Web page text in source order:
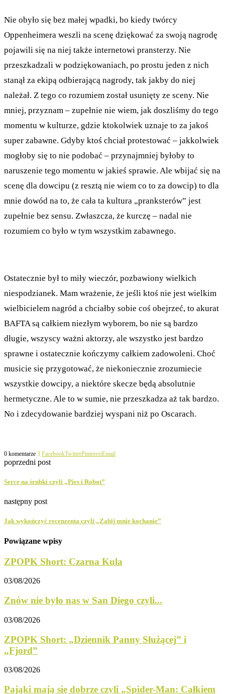
Nie obyło się bez małej wpadki, bo kiedy twórcy
Oppenheimera weszli na scenę dziękować za swoją nagrodę
pojawili się na niej także internetowi pransterzy. Nie
przeszkadzali w podziękowaniach, po prostu jeden z nich
stanął za ekipą odbierającą nagrody, tak jakby do niej
należał. Z tego co rozumiem został usunięty ze sceny. Nie
mniej, przyznam – zupełnie nie wiem, jak doszliśmy do tego
momentu w kulturze, gdzie ktokolwiek uznaje to za jakoś
super zabawne. Gdyby ktoś chciał protestować – jakkolwiek
mogłoby się to nie podobać – przynajmniej byłoby to
naruszenie tego momentu w jakieś sprawie. Ale wbijać się na
scenę dla dowcipu (z resztą nie wiem co to za dowcip) to dla
mnie dowód na to, że cała ta kultura „pranksterów” jest
zupełnie bez sensu. Zwłaszcza, że kurczę – nadal nie
rozumiem co było w tym wszystkim zabawnego.
Ostatecznie był to miły wieczór, pozbawiony wielkich
niespodzianek. Mam wrażenie, że jeśli ktoś nie jest wielkim
wielbicielem nagród a chciałby sobie coś obejrzeć, to akurat
BAFTA są całkiem niezłym wyborem, bo nie są bardzo
długie, wszyscy ważni aktorzy, ale wszystko jest bardzo
sprawne i ostatecznie kończymy całkiem zadowoleni. Choć
musicie się przygotować, że niekoniecznie zrozumiecie
wszystkie dowcipy, a niektóre skecze będą absolutnie
hermetyczne. Ale to w sumie, nie przeszkadza aż tak bardzo.
No i zdecydowanie bardziej wyspani niż po Oscarach.
0 komentarze 3 FacebookTwitterPinterestEmail
poprzedni post
Serce na śrubki czyli „Pies i Robot”
następny post
Jak wykończyć recenzenta czyli „Zabij mnie kochanie”
Powiązane wpisy
ZPOPK Short: Czarna Kula
03/08/2026
Znów nie było nas w San Diego czyli...
03/08/2026
ZPOPK Short: „Dziennik Panny Służącej” i
„Fjord”
03/08/2026
Pająki mają się dobrze czyli „Spider-Man: Całkiem